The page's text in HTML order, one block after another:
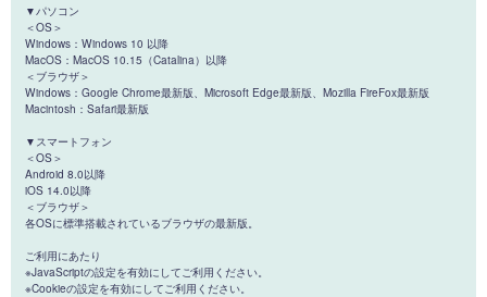
▼パソコン
＜OS＞
Windows：Windows 10 以降
MacOS：MacOS 10.15（Catalina）以降
＜ブラウザ＞
Windows：Google Chrome最新版、Microsoft Edge最新版、Mozilla FireFox最新版
Macintosh：Safari最新版
▼スマートフォン
＜OS＞
Android 8.0以降
iOS 14.0以降
＜ブラウザ＞
各OSに標準搭載されているブラウザの最新版。
ご利用にあたり
※JavaScriptの設定を有効にしてご利用ください。
※Cookieの設定を有効にしてご利用ください。